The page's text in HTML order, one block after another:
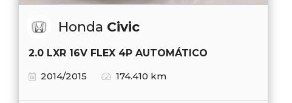
Honda Civic
2.0 LXR 16V FLEX 4P AUTOMÁTICO
2014/2015
174.410 km